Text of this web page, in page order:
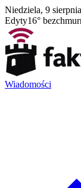
Niedziela, 9
Edyty16°
Wiadomości